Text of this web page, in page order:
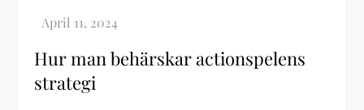
Hur man behärskar actionspelens
strategi